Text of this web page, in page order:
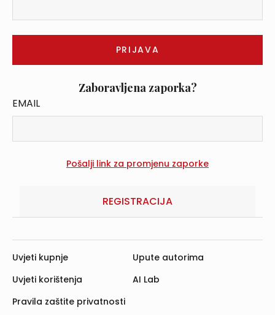
Zaboravljena zaporka?
EMAIL
REGISTRACIJA
Uvjeti kupnje
Uvjeti korištenja
Pravila zaštite privatnosti
Upute autorima
AI Lab